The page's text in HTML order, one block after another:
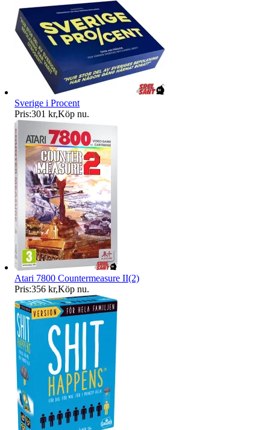
Sverige i Procent
Pris:301 kr,Köp nu.
Atari 7800 Countermeasure II(2)
Pris:356 kr,Köp nu.